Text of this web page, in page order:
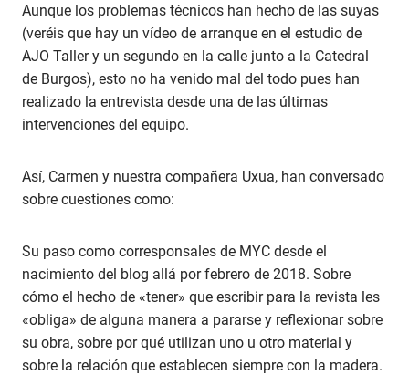
Aunque los problemas técnicos han hecho de las suyas
(veréis que hay un vídeo de arranque en el estudio de
AJO Taller y un segundo en la calle junto a la Catedral
de Burgos), esto no ha venido mal del todo pues han
realizado la entrevista desde una de las últimas
intervenciones del equipo.
Así, Carmen y nuestra compañera Uxua, han conversado
sobre cuestiones como:
Su paso como corresponsales de MYC desde el
nacimiento del blog allá por febrero de 2018. Sobre
cómo el hecho de «tener» que escribir para la revista les
«obliga» de alguna manera a pararse y reflexionar sobre
su obra, sobre por qué utilizan uno u otro material y
sobre la relación que establecen siempre con la madera.